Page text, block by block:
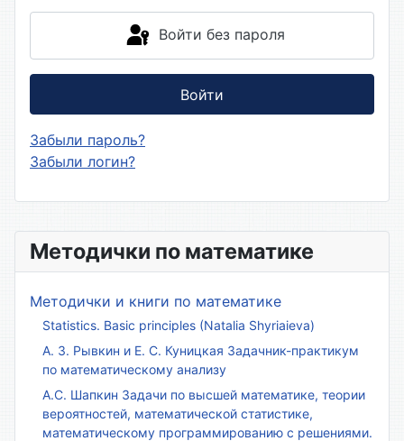
Методички по математике
Методички и книги по математике
Statistics. Basic principles (Natalia Shyriaieva)
А. З. Рывкин и Е. С. Куницкая Задачник-практикум
по математическому анализу
А.С. Шапкин Задачи по высшей математике, теории
вероятностей, математической статистике,
математическому программированию с решениями.
Войти без пароля
Войти
Забыли пароль?
Забыли логин?